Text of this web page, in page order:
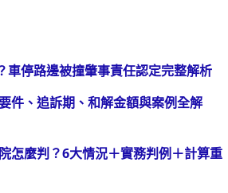
車停路邊被撞肇事責任認定完整解析
件、追訴期、和解金額與案例全解
怎麼判？6大情況＋實務判例＋計算重